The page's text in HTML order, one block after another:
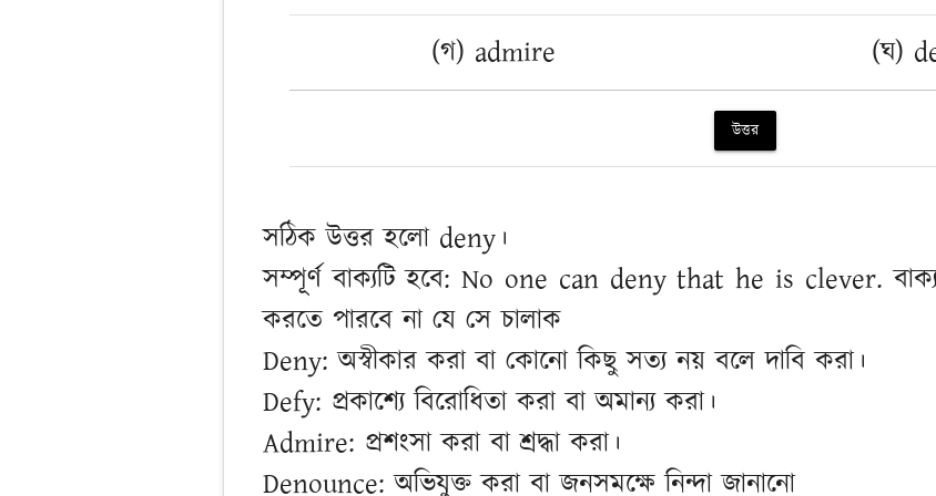
(গ) admire
(ঘ)
উত্তর
সঠিক উত্তর হলো deny।
সম্পূর্ণ বাক্যটি হবে: No one can deny that he is clever.
করতে পারবে না যে সে চালাক
Deny: অস্বীকার করা বা কোনো কিছু সত্য নয় বলে দাবি করা।
Defy: প্রকাশ্যে বিরোধিতা করা বা অমান্য করা।
Admire: প্রশংসা করা বা শ্রদ্ধা করা।
Denounce: অভিযুক্ত করা বা জনসমক্ষে নিন্দা জানানো